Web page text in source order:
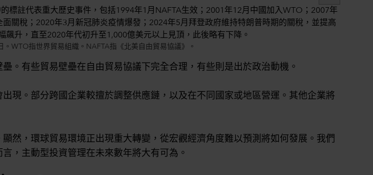
WTO指世界貿易組織。NAFTA指《北美自由貿易協議》。
。有些貿易壁壘在自由貿易協議下完全合理，有些則是出於政治動機。
現。部分跨國企業較擅於調整供應鏈，以及在不同國家或地區營運。其他企業將
然，環球貿易環境正出現重大轉變，從宏觀經濟角度難以預測將如何發展。我們
，主動型投資管理在未來數年將大有可為。